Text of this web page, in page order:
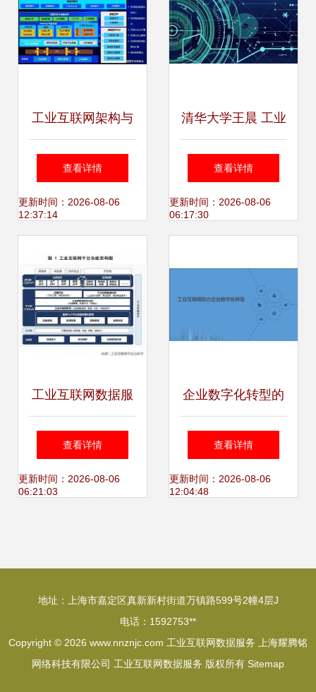
案未见显著地域差
异
工业互联网架构与
建设方案 构建数据
驱动的智慧工业新
查看详情
更新时间：2026-08-06
12:37:14
清华大学王晨 工业
大数据——从智能
制造到工业互联网
查看详情
更新时间：2026-08-06
06:17:30
工业互联网数据服
务 重塑中国制造业
未来的核心引擎
查看详情
更新时间：2026-08-06
06:21:03
企业数字化转型的
意义——以数据分
析与治理为驱动，
查看详情
更新时间：2026-08-06
12:04:48
地址：上海市嘉定区真新新村街道万镇路599号2幢4层J
电话：1592753**
Copyright © 2026 www.nnznjc.com 工业互联网数据服务
上海耀腾铭
网络科技有限公司 工业互联网数据服务 版权所有 Sitemap